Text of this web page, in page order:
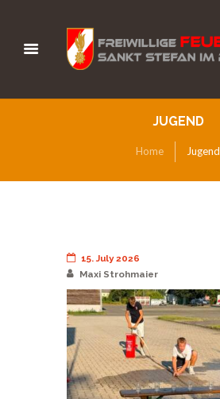
JUGEND
Home Jugend
15. July 2026
Maxi Strohmaier